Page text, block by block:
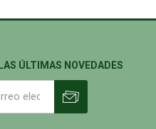
ÚLTIMAS NOVEDADES